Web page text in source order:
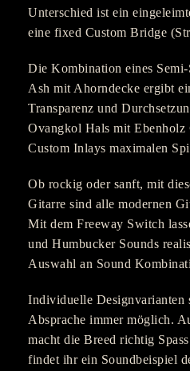
Unterschied ist ein
eine fixed Custom Bridge
Die Kombination eines
Ash mit Ahorndecke ergibt
Transparenz und
Ovangkol Hals mit
Custom Inlays maximalen
Ob rockig oder sanft, mit
Gitarre sind alle modernen
Mit dem Freeway Switch
und Humbucker Sounds
Auswahl an Sound
Individuelle Designvarianten
Absprache immer möglich.
macht die Breed richtig
findet ihr ein Soundbeispiel